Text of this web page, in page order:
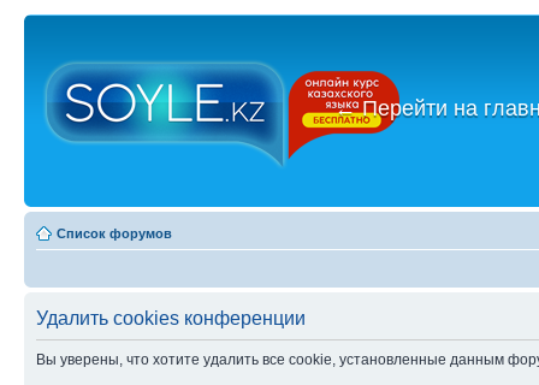
←Перейти на
Список форумов
Удалить cookies конференции
Вы уверены, что хотите удалить все cookie, установленные данным